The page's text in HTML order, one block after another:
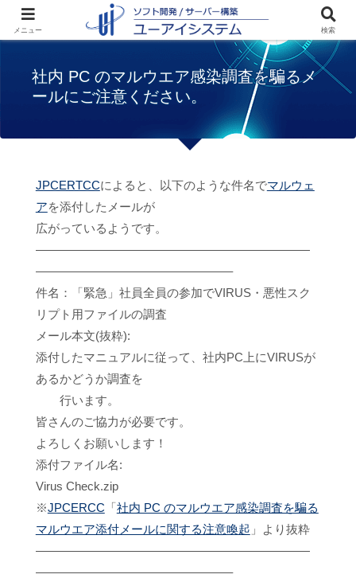
お知らせ
社内 PC のマルウエア感
染調査を騙るメールにご注意ください。
社内 PC のマルウエア感染調査を騙るメ
ールにご注意ください。
JPCERTCCによると、以下のような件名でマルウェ
アを添付したメールが
広がっているようです。
———————————————————————
————————————————–
件名：「緊急」社員全員の参加でVIRUS・悪性スク
リプト用ファイルの調査
メール本文(抜粋):
添付したマニュアルに従って、社内PC上にVIRUSが
あるかどうか調査を
行います。
皆さんのご協力が必要です。
よろしくお願いします！
添付ファイル名:
Virus Check.zip
※JPCERCC 「社内 PC のマルウエア感染調査を騙る
マルウエア添付メールに関する注意喚起 」より抜粋
———————————————————————
————————————————–
メニュー 検索